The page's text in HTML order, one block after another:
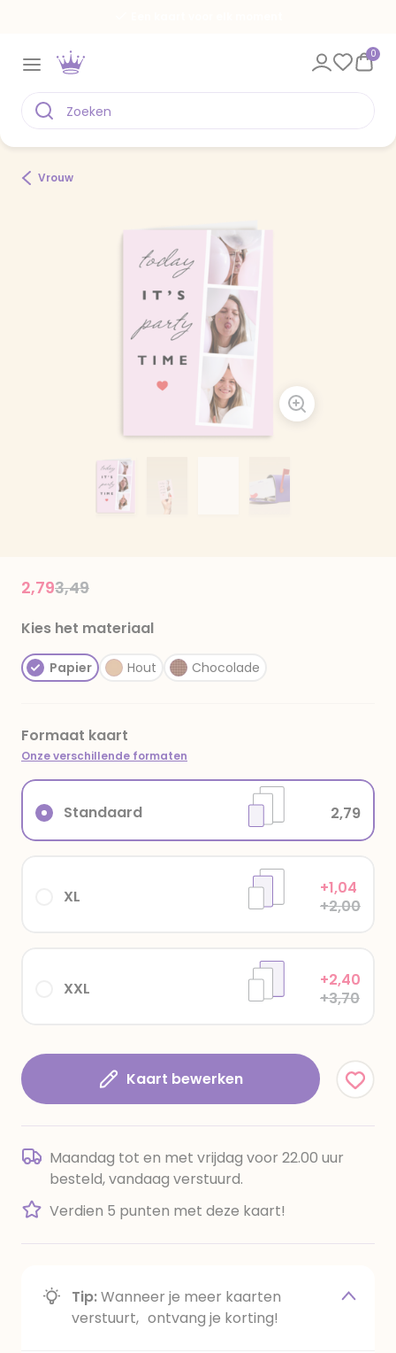
0
Vrouw
Price reduced from
3,49to
2,79
Kies het materiaal
Papier Hout Chocolade
Formaat kaart
Onze verschillende formaten
XXL
+2,40
+3,70
XL
+1,04
+2,00
Standaard 2,79
Kaart bewerken
Maandag tot en met vrijdag voor 22.00 uur
besteld, vandaag verstuurd.
Verdien 5 punten met deze kaart!
Tip:Wanneer je meer kaarten
verstuurt, ontvang je korting!